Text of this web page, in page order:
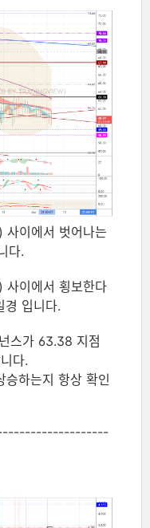
벗어나는
횡보한다
입니다.
63.38 지점
항상 확인